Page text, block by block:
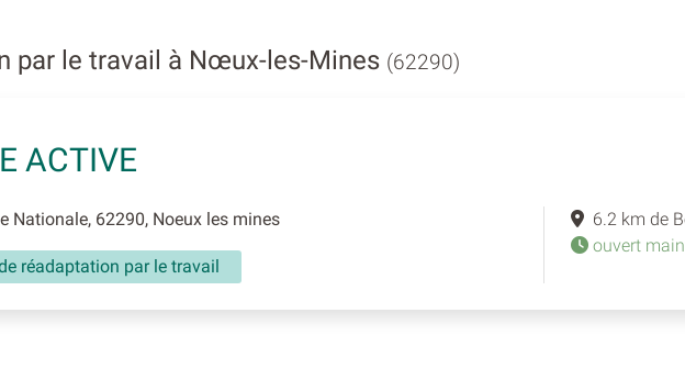
par le travail à Nœux-les-Mines (62290)
ACTIVE
Nationale, 62290, Noeux les mines
réadaptation par le travail
6.2 km de
ouvert